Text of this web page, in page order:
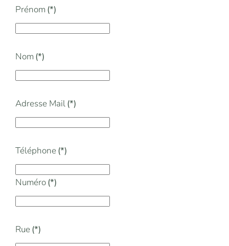
Prénom (*)
Nom (*)
Adresse Mail(*)
Téléphone(*)
Numéro(*)
Rue(*)